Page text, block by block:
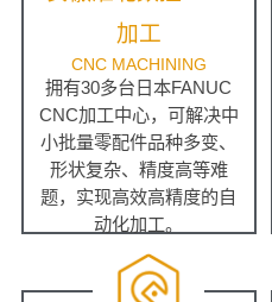
加工
CNC MACHINING
拥有30多台日本FANUC
CNC加工中心，可解决中
小批量零配件品种多变、
形状复杂、精度高等难
题，实现高效高精度的自
动化加工。